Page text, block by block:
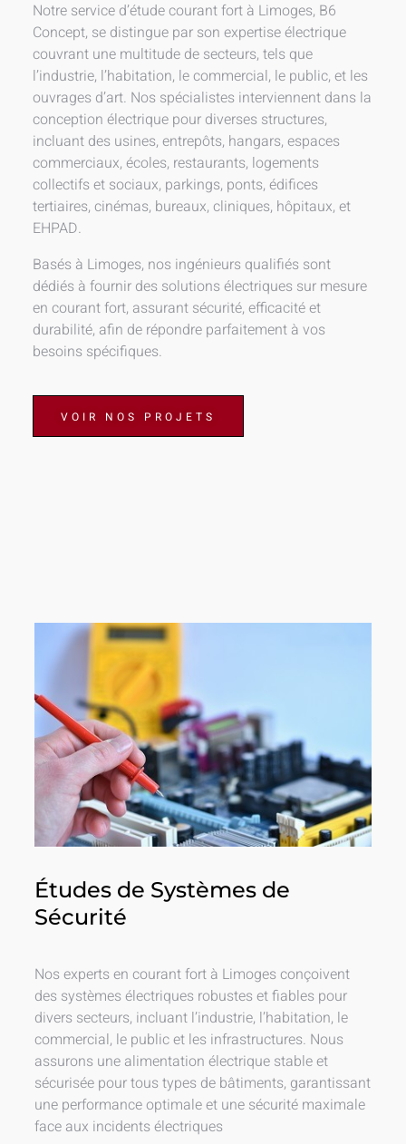
Notre service d’étude courant fort à Limoges, B6
Concept, se distingue par son expertise électrique
couvrant une multitude de secteurs, tels que
l’industrie, l’habitation, le commercial, le public, et les
ouvrages d’art. Nos spécialistes interviennent dans la
conception électrique pour diverses structures,
incluant des usines, entrepôts, hangars, espaces
commerciaux, écoles, restaurants, logements
collectifs et sociaux, parkings, ponts, édifices
tertiaires, cinémas, bureaux, cliniques, hôpitaux, et
EHPAD.
Basés à Limoges, nos ingénieurs qualifiés sont
dédiés à fournir des solutions électriques sur mesure
en courant fort, assurant sécurité, efficacité et
durabilité, afin de répondre parfaitement à vos
besoins spécifiques.
VOIR NOS PROJETS
Études de Systèmes de
Sécurité
Nos experts en courant fort à Limoges conçoivent
des systèmes électriques robustes et fiables pour
divers secteurs, incluant l’industrie, l’habitation, le
commercial, le public et les infrastructures. Nous
assurons une alimentation électrique stable et
sécurisée pour tous types de bâtiments, garantissant
une performance optimale et une sécurité maximale
face aux incidents électriques